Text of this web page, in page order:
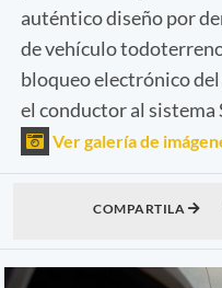
auténtico diseño por
de vehículo
bloqueo electrónico
el conductor al sistema
Ver galería de
COMPARTILA